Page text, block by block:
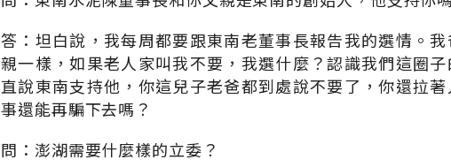
答：坦白說，我每周都要跟東南老董事長報告我的選情。
親一樣，如果老人家叫我不要，我選什麼？認識我們這圈
直說東南支持他，你這兒子老爸都到處說不要了，你還拉
事還能再騙下去嗎？
問：澎湖需要什麼樣的立委？